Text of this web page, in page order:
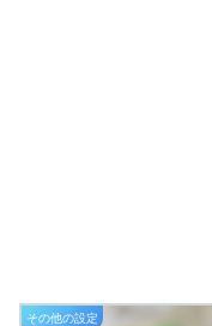
その他の設定